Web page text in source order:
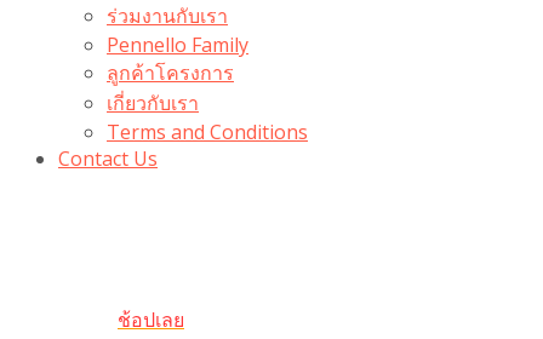
ร่วมงานกับเรา
Pennello Family
ลูกค้าโครงการ
เกี่ยวกับเรา
Terms and Conditions
Contact Us
ช้อปเลย